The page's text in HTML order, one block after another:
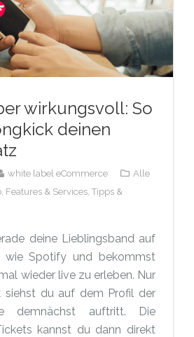
wirkungsvoll: So
deinen
white label eCommerce
Alle
Features & Services, Tipps &
deine Lieblingsband auf
wie Spotify und bekommst
wieder live zu erleben. Nur
siehst du auf dem Profil der
demnächst auftritt. Die
kannst du dann direkt